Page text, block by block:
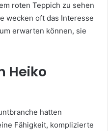
roten Teppich zu sehen
wecken oft das Interesse
erwarten können, sie
Heiko
hatten
Fähigkeit, komplizierte